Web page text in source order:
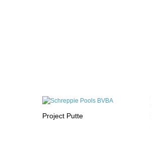
Project Putte